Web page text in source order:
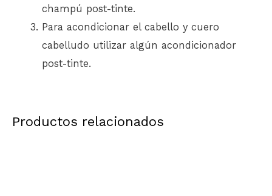
champú post-tinte.
Para acondicionar el cabello y cuero
cabelludo utilizar algún acondicionador
post-tinte.
Productos relacionados